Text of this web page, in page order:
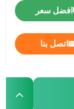
افضل سعر
اتصل بنا